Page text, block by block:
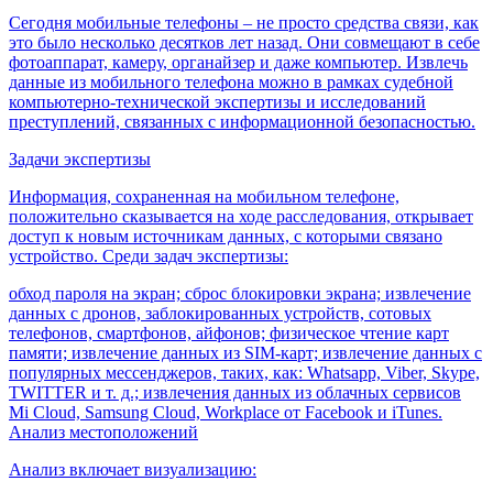
Сегодня мобильные телефоны – не просто средства связи, как
это было несколько десятков лет назад. Они совмещают в себе
фотоаппарат, камеру, органайзер и даже компьютер. Извлечь
данные из мобильного телефона можно в рамках судебной
компьютерно-технической экспертизы и исследований
преступлений, связанных с информационной безопасностью.
Задачи экспертизы
Информация, сохраненная на мобильном телефоне,
положительно сказывается на ходе расследования, открывает
доступ к новым источникам данных, с которыми связано
устройство. Среди задач экспертизы:
обход пароля на экран; сброс блокировки экрана; извлечение
данных с дронов, заблокированных устройств, сотовых
телефонов, смартфонов, айфонов; физическое чтение карт
памяти; извлечение данных из SIM-карт; извлечение данных с
популярных мессенджеров, таких, как: Whatsapp, Viber, Skype,
TWITTER и т. д.; извлечения данных из облачных сервисов
Mi Cloud, Samsung Cloud, Workplace от Facebook и iTunes.
Анализ местоположений
Анализ включает визуализацию: